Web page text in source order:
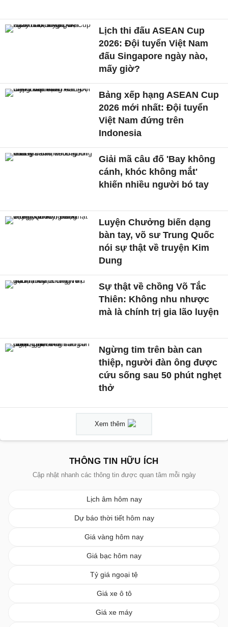
Lịch thi đấu ASEAN Cup
2026: Đội tuyển Việt Nam
đấu Singapore ngày nào,
mấy giờ?
Bảng xếp hạng ASEAN Cup
2026 mới nhất: Đội tuyển
Việt Nam đứng trên
Indonesia
Giải mã câu đố 'Bay không
cánh, khóc không mắt'
khiến nhiều người bó tay
Luyện Chưởng biến dạng
bàn tay, võ sư Trung Quốc
nói sự thật về truyện Kim
Dung
Sự thật về chồng Võ Tắc
Thiên: Không nhu nhược
mà là chính trị gia lão luyện
Ngừng tim trên bàn can
thiệp, người đàn ông được
cứu sống sau 50 phút nghẹt
thở
Xem thêm
THÔNG TIN HỮU ÍCH
Cập nhật nhanh các thông tin được quan tâm mỗi ngày
Lịch âm hôm nay
Dự báo thời tiết hôm nay
Giá vàng hôm nay
Giá bạc hôm nay
Tỷ giá ngoại tệ
Giá xe ô tô
Giá xe máy